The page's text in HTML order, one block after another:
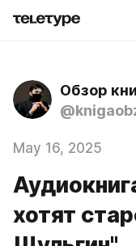
Обзор
May 16, 2025
хотят